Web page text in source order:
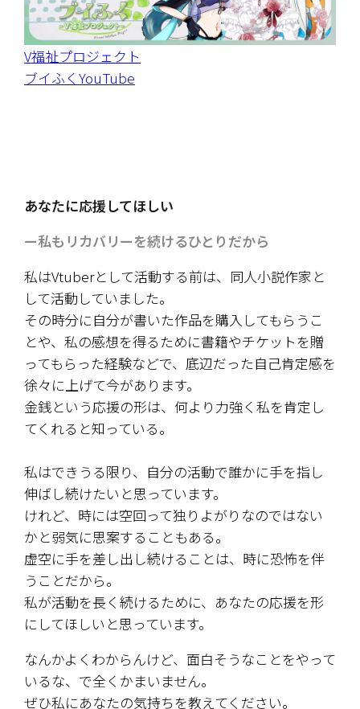
V福祉プロジェクト
ブイふくYouTube
あなたに応援してほしい
ー私もリカバリーを続けるひとりだから
私はVtuberとして活動する前は、同人小説作家と
して活動していました。
その時分に自分が書いた作品を購入してもらうこ
とや、私の感想を得るために書籍やチケットを贈
ってもらった経験などで、底辺だった自己肯定感を
徐々に上げて今があります。
金銭という応援の形は、何より力強く私を肯定し
てくれると知っている。
私はできうる限り、自分の活動で誰かに手を指し
伸ばし続けたいと思っています。
けれど、時には空回って独りよがりなのではない
かと弱気に思案することもある。
虚空に手を差し出し続けることは、時に恐怖を伴
うことだから。
私が活動を長く続けるために、あなたの応援を形
にしてほしいと思っています。
なんかよくわからんけど、面白そうなことをやって
いるな、で全くかまいません。
ぜひ私にあなたの気持ちを教えてください。